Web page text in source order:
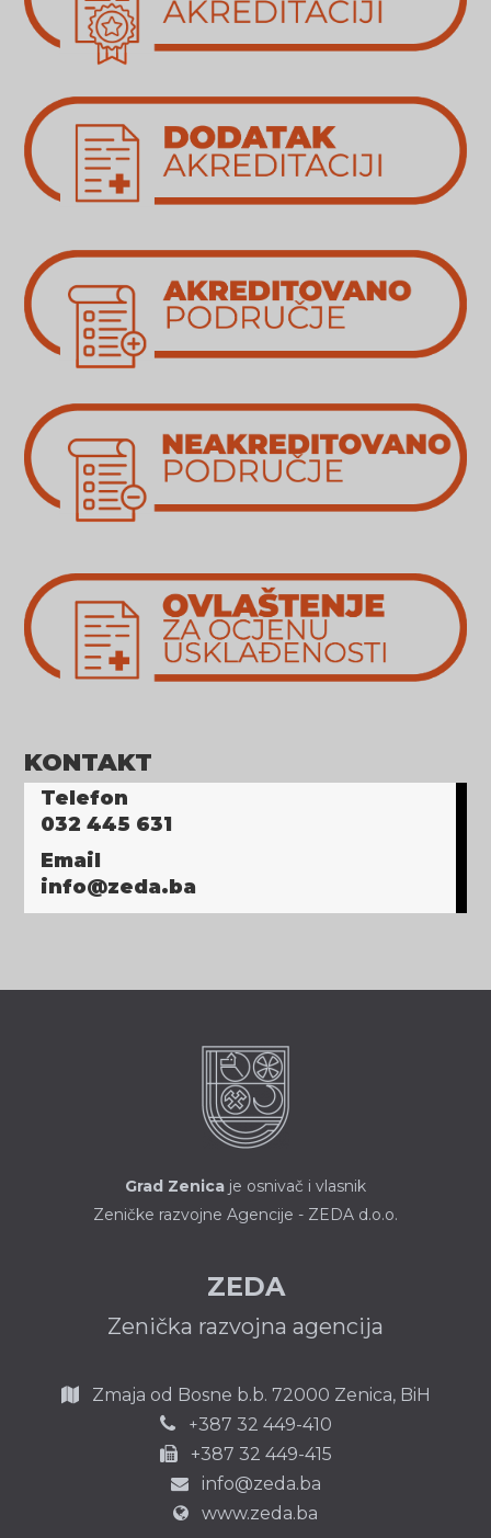
KONTAKT
Telefon
032 445 631
Email
info@zeda.ba
Grad Zenica je osnivač i vlasnik
Zeničke razvojne Agencije - ZEDA d.o.o.
ZEDA
Zenička razvojna agencija
Zmaja od Bosne b.b. 72000 Zenica, BiH
+387 32 449-410
+387 32 449-415
info@zeda.ba
www.zeda.ba